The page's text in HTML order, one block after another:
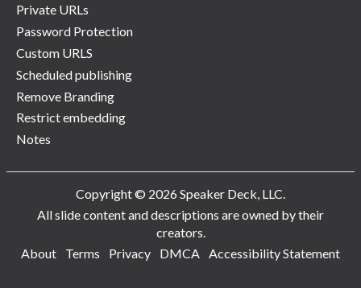
Private URLs
Password Protection
Custom URLS
Scheduled publishing
Remove Branding
Restrict embedding
Notes
Copyright © 2026 Speaker Deck, LLC.
All slide content and descriptions are owned by their
creators.
About
Terms Privacy DMCA Accessibility Statement